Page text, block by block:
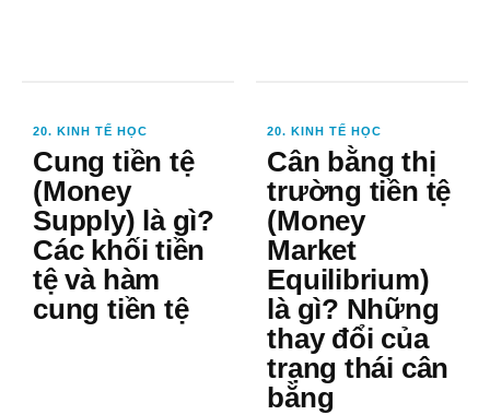
20. KINH TẾ HỌC
Cung tiền tệ
(Money
Supply) là gì?
Các khối tiền
tệ và hàm
cung tiền tệ
20. KINH TẾ HỌC
Cân bằng thị
trường tiền tệ
(Money
Market
Equilibrium)
là gì? Những
thay đổi của
trạng thái cân
bằng